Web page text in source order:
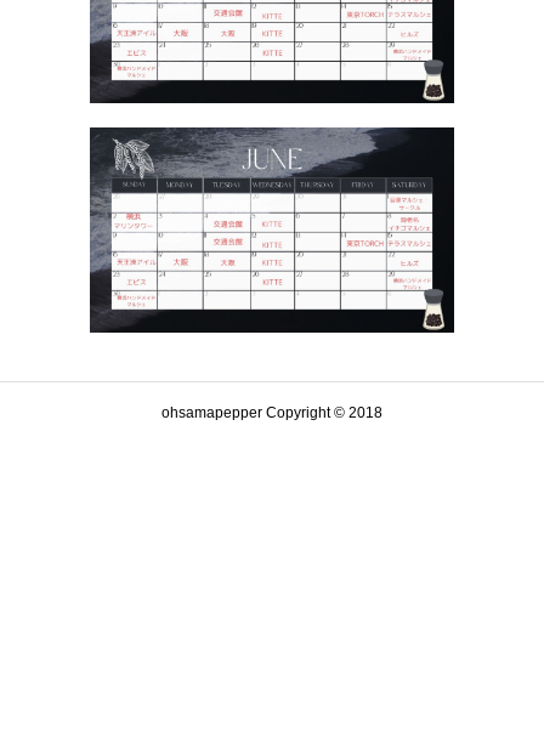
ohsamapepper Copyright © 2018